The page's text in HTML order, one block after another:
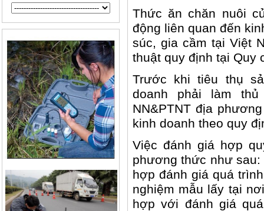
Thức ăn chăn nuôi
động liên quan đến
súc, gia cầm tại Việt
thuật quy định tại Quy
Trước khi tiêu thụ
doanh phải làm
NN&PTNT địa
kinh doanh theo quy
Việc đánh giá hợp
phương thức như sau:
hợp đánh giá quá
nghiệm mẫu lấy tại
hợp với đánh giá